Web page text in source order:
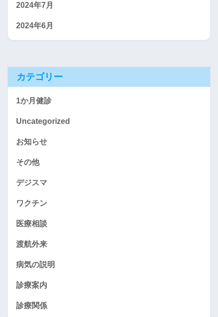
2024年7月
2024年6月
カテゴリー
1か月健診
Uncategorized
お知らせ
その他
デジスマ
ワクチン
医療相談
渡航外来
病気の説明
診療案内
診療関係